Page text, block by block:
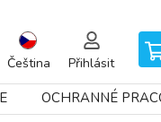
Čeština Přihlásit
OCHRANNÉ